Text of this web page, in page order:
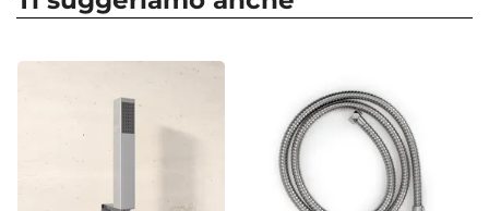
tuo arredamento in un'ottica più pratica e
Apertura
Installazione Reversibile
Regolabile
Si